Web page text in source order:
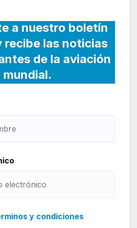
a nuestro boletín
recibe las noticias
de la aviación
mundial.
y condiciones